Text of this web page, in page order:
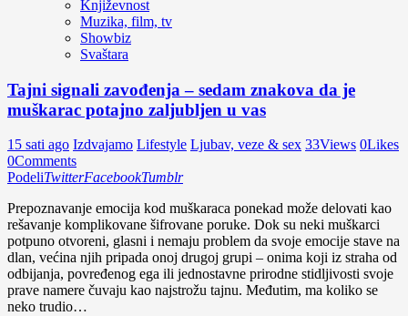
Književnost
Muzika, film, tv
Showbiz
Svaštara
Tajni signali zavođenja – sedam znakova da je
muškarac potajno zaljubljen u vas
15 sati ago Izdvajamo Lifestyle Ljubav, veze & sex 33Views 0Likes
0Comments
PodeliTwitterFacebookTumblr
Prepoznavanje emocija kod muškaraca ponekad može delovati kao
rešavanje komplikovane šifrovane poruke. Dok su neki muškarci
potpuno otvoreni, glasni i nemaju problem da svoje emocije stave na
dlan, većina njih pripada onoj drugoj grupi – onima koji iz straha od
odbijanja, povređenog ega ili jednostavne prirodne stidljivosti svoje
prave namere čuvaju kao najstrožu tajnu. Međutim, ma koliko se
neko trudio…